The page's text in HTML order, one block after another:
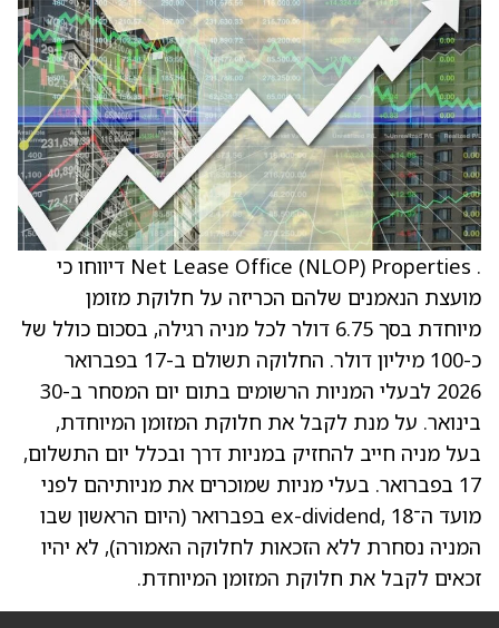
. Net Lease Office (NLOP) Properties דיווחו כי
מועצת הנאמנים שלהם הכריזה על חלוקת מזומן
מיוחדת בסך 6.75 דולר לכל מניה רגילה, בסכום כולל של
כ-100 מיליון דולר. החלוקה תשולם ב-17 בפברואר
2026 לבעלי המניות הרשומים בתום יום המסחר ב-30
בינואר. על מנת לקבל את חלוקת המזומן המיוחדת,
בעל מניה חייב להחזיק במניות דרך ובכלל יום התשלום,
17 בפברואר. בעלי מניות שמוכרים את מניותיהם לפני
מועד ה־ex-dividend, 18 בפברואר (היום הראשון שבו
המניה נסחרת ללא הזכאות לחלוקה האמורה), לא יהיו
זכאים לקבל את חלוקת המזומן המיוחדת.